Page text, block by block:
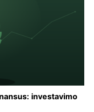
investavimo